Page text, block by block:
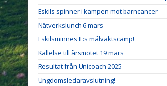
Eskils spinner i kampen mot barncancer
Nätverkslunch 6 mars
Eskilsminnes IF:s målvaktscamp!
Kallelse till årsmötet 19 mars
Resultat från Unicoach 2025
Ungdomsledaravslutning!